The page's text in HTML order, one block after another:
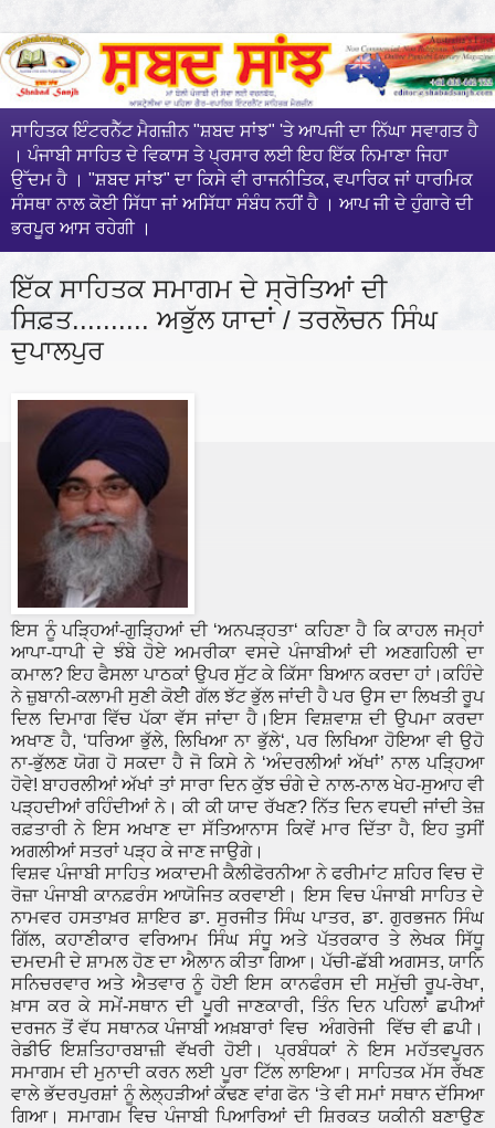
ਸਾਹਿਤਕ ਇੰਟਰਨੈੱਟ ਮੈਗਜ਼ੀਨ "ਸ਼ਬਦ ਸਾਂਝ" 'ਤੇ ਆਪਜੀ ਦਾ ਨਿੱਘਾ ਸਵਾਗਤ ਹੈ
। ਪੰਜਾਬੀ ਸਾਹਿਤ ਦੇ ਵਿਕਾਸ ਤੇ ਪ੍ਰਸਾਰ ਲਈ ਇਹ ਇੱਕ ਨਿਮਾਣਾ ਜਿਹਾ
ਉੱਦਮ ਹੈ । "ਸ਼ਬਦ ਸਾਂਝ" ਦਾ ਕਿਸੇ ਵੀ ਰਾਜਨੀਤਿਕ, ਵਪਾਰਿਕ ਜਾਂ ਧਾਰਮਿਕ
ਸੰਸਥਾ ਨਾਲ ਕੋਈ ਸਿੱਧਾ ਜਾਂ ਅਸਿੱਧਾ ਸੰਬੰਧ ਨਹੀਂ ਹੈ । ਆਪ ਜੀ ਦੇ ਹੁੰਗਾਰੇ ਦੀ
ਭਰਪੂਰ ਆਸ ਰਹੇਗੀ ।
ਇੱਕ ਸਾਹਿਤਕ ਸਮਾਗਮ ਦੇ ਸ੍ਰੋਤਿਆਂ ਦੀ
ਸਿਫ਼ਤ.......... ਅਭੁੱਲ ਯਾਦਾਂ / ਤਰਲੋਚਨ ਸਿੰਘ
ਦੁਪਾਲਪੁਰ
ਇਸ ਨੂੰ ਪੜ੍ਹਿਆਂ-ਗੁੜ੍ਹਿਆਂ ਦੀ ‘ਅਨਪੜ੍ਹਤਾ‘ ਕਹਿਣਾ ਹੈ ਕਿ ਕਾਹਲ ਜਮ੍ਹਾਂ
ਆਪਾ-ਧਾਪੀ ਦੇ ਝੰਬੇ ਹੋਏ ਅਮਰੀਕਾ ਵਸਦੇ ਪੰਜਾਬੀਆਂ ਦੀ ਅਣਗਹਿਲੀ ਦਾ
ਕਮਾਲ? ਇਹ ਫੈਸਲਾ ਪਾਠਕਾਂ ਉਪਰ ਸੁੱਟ ਕੇ ਕਿੱਸਾ ਬਿਆਨ ਕਰਦਾ ਹਾਂ।ਕਹਿੰਦੇ
ਨੇ ਜ਼ੁਬਾਨੀ-ਕਲਾਮੀ ਸੁਣੀ ਕੋਈੇ ਗੱਲ ਝੱਟ ਭੁੱਲ ਜਾਂਦੀ ਹੈ ਪਰ ਉਸ ਦਾ ਲਿਖਤੀ ਰੂਪ
ਦਿਲ ਦਿਮਾਗ ਵਿੱਚ ਪੱਕਾ ਵੱਸ ਜਾਂਦਾ ਹੈ।ਇਸ ਵਿਸ਼ਵਾਸ਼ ਦੀ ਉਪਮਾ ਕਰਦਾ
ਅਖਾਣ ਹੈ, ‘ਧਰਿਆ ਭੁੱਲੇ, ਲਿਖਿਆ ਨਾ ਭੁੱਲੇ‘, ਪਰ ਲਿਖਿਆ ਹੋਇਆ ਵੀ ਉਹੋ
ਨਾ-ਭੁੱਲਣ ਯੋਗ ਹੋ ਸਕਦਾ ਹੈ ਜੋ ਕਿਸੇ ਨੇ ‘ਅੰਦਰਲੀਆਂ ਅੱਖਾਂ’ ਨਾਲ ਪੜ੍ਹਿਆ
ਹੋਵੇ! ਬਾਹਰਲੀਆਂ ਅੱਖਾਂ ਤਾਂ ਸਾਰਾ ਦਿਨ ਕੁੱਝ ਚੰਗੇ ਦੇ ਨਾਲ-ਨਾਲ ਖੇਹ-ਸੁਆਹ ਵੀ
ਪੜ੍ਹਦੀਆਂ ਰਹਿੰਦੀਆਂ ਨੇ। ਕੀ ਕੀ ਯਾਦ ਰੱਖਣ? ਨਿੱਤ ਦਿਨ ਵਧਦੀ ਜਾਂਦੀ ਤੇਜ਼
ਰਫ਼ਤਾਰੀ ਨੇ ਇਸ ਅਖਾਣ ਦਾ ਸੱਤਿਆਨਾਸ ਕਿਵੇਂ ਮਾਰ ਦਿੱਤਾ ਹੈ, ਇਹ ਤੁਸੀਂ
ਅਗਲੀਆਂ ਸਤਰਾਂ ਪੜ੍ਹ ਕੇ ਜਾਣ ਜਾਉਗੇ।
ਵਿਸ਼ਵ ਪੰਜਾਬੀ ਸਾਹਿਤ ਅਕਾਦਮੀ ਕੈਲੀਫੋਰਨੀਆ ਨੇ ਫਰੀਮਾਂਟ ਸ਼ਹਿਰ ਵਿਚ ਦੋ
ਰੋਜ਼ਾ ਪੰਜਾਬੀ ਕਾਨਫ਼ਰੰਸ ਆਯੋਜਿਤ ਕਰਵਾਈ। ਇਸ ਵਿਚ ਪੰਜਾਬੀ ਸਾਹਿਤ ਦੇ
ਨਾਮਵਰ ਹਸਤਾਖ਼ਰ ਸ਼ਾਇਰ ਡਾ. ਸੁਰਜੀਤ ਸਿੰਘ ਪਾਤਰ, ਡਾ. ਗੁਰਭਜਨ ਸਿੰਘ
ਗਿੱਲ, ਕਹਾਣੀਕਾਰ ਵਰਿਆਮ ਸਿੰਘ ਸੰਧੂ ਅਤੇ ਪੱਤਰਕਾਰ ਤੇ ਲੇਖਕ ਸਿੱਧੂ
ਦਮਦਮੀ ਦੇ ਸ਼ਾਮਲ ਹੋਣ ਦਾ ਐਲਾਨ ਕੀਤਾ ਗਿਆ। ਪੱਚੀ-ਛੱਬੀ ਅਗਸਤ, ਯਾਨਿ
ਸਨਿਚਰਵਾਰ ਅਤੇ ਐਤਵਾਰ ਨੂੰ ਹੋਈ ਇਸ ਕਾਨਫੰਰਸ ਦੀ ਸਮੁੱਚੀ ਰੂਪ-ਰੇਖਾ,
ਖ਼ਾਸ ਕਰ ਕੇ ਸਮੇਂ-ਸਥਾਨ ਦੀ ਪੂਰੀ ਜਾਣਕਾਰੀ, ਤਿੰਨ ਦਿਨ ਪਹਿਲਾਂ ਛਪੀਆਂ
ਦਰਜਨ ਤੋਂ ਵੱਧ ਸਥਾਨਕ ਪੰਜਾਬੀ ਅਖ਼ਬਾਰਾਂ ਵਿਚ ਅੰਗਰੇਜੀ ਵਿੱਚ ਵੀ ਛਪੀ।
ਰੇਡੀਓ ਇਸ਼ਤਿਹਾਰਬਾਜ਼ੀ ਵੱਖਰੀ ਹੋਈ। ਪ੍ਰਬੰਧਕਾਂ ਨੇ ਇਸ ਮਹੱਤਵਪੂਰਨ
ਸਮਾਗਮ ਦੀ ਮੁਨਾਦੀ ਕਰਨ ਲਈ ਪੂਰਾ ਟਿੱਲ ਲਾਇਆ। ਸਾਹਿਤਕ ਮੱਸ ਰੱਖਣ
ਵਾਲੇ ਭੱਦਰਪੁਰਸ਼ਾਂ ਨੂੰ ਲੇਲ੍ਹੜੀਆਂ ਕੱਢਣ ਵਾਂਗ ਫੋਨ ‘ਤੇ ਵੀ ਸਮਾਂ ਸਥਾਨ ਦੱਸਿਆ
ਗਿਆ। ਸਮਾਗਮ ਵਿਚ ਪੰਜਾਬੀ ਪਿਆਰਿਆਂ ਦੀ ਸ਼ਿਰਕਤ ਯਕੀਨੀ ਬਣਾਉਣ